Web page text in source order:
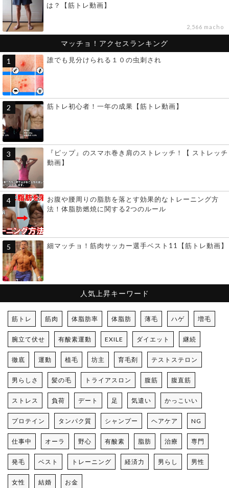
は？【筋トレ動画】
2,566 macho
マッチョ！アクセスランキング
誰でも見分けられる１０の虫刺され
筋トレ初心者！一年の成果【筋トレ動画】
『ピップ』のスマホ巻き肩のストレッチ！【 ストレッチ
動画】
お腹や腰周りの脂肪を落とす効果的なトレーニング方
法！体脂肪燃焼に関する2つのルール
細マッチョ！筋肉サッカー選手ベスト11【筋トレ動画】
人気上昇キーワード
筋トレ 筋肉 体脂肪率 体脂肪 薄毛 ハゲ 増毛
腕立て伏せ 有酸素運動 EXILE ダイエット 継続
徹底 運動 植毛 坊主 育毛剤 テストステロン
男らしさ 髪の毛 トライアスロン 腹筋 腹直筋
ストレス 負荷 デート 足 気遣い かっこいい
プロテイン タンパク質 シャンプー ヘアケア NG
仕事中 オーラ 野心 有酸素 脂肪 治療 専門
発毛 ベスト トレーニング 経済力 男らし 男性
女性 結婚 お金